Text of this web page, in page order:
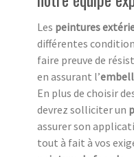
Les peintures
différentes
faire preuve de
en assurant l’
En plus de choisir
devrez solliciter un
assurer son
tout à fait à vos